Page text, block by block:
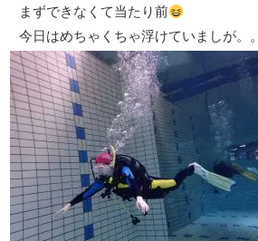
まずできなくて当たり前
今日はめちゃくちゃ浮けていましが。。